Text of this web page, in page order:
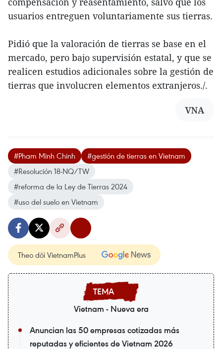
usuarios entreguen voluntariamente sus tierras.
Pidió que la valoración de tierras se base en el
mercado, pero bajo supervisión estatal, y que se
realicen estudios adicionales sobre la gestión de
tierras que involucren elementos extranjeros./.
VNA
#Pham Minh Chinh
#gestión de tierras en Vietnam
#Resolución 18-NQ/TW
#reforma de la Ley de Tierras 2024
#uso del suelo en Vietnam
Theo dõi VietnamPlus
Vietnam - Nueva era
Anuncian las 50 empresas cotizadas más
reputadas y eficientes de Vietnam 2026